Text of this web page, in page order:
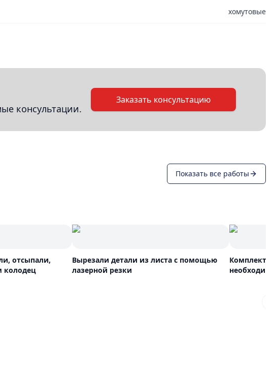
хомутовые
консультации.
Заказать консультацию
Показать все работы
отсыпали,
колодец
Вырезали детали из листа с помощью
лазерной резки